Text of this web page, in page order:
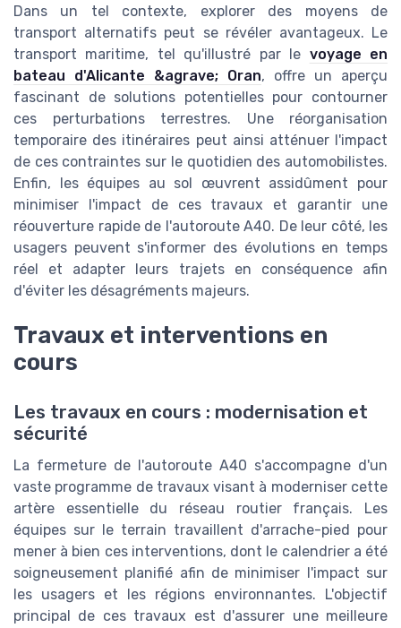
Dans un tel contexte, explorer des moyens de
transport alternatifs peut se révéler avantageux. Le
transport maritime, tel qu'illustré par le voyage en
bateau d'Alicante &agrave; Oran, offre un aperçu
fascinant de solutions potentielles pour contourner
ces perturbations terrestres. Une réorganisation
temporaire des itinéraires peut ainsi atténuer l'impact
de ces contraintes sur le quotidien des automobilistes.
Enfin, les équipes au sol œuvrent assidûment pour
minimiser l'impact de ces travaux et garantir une
réouverture rapide de l'autoroute A40. De leur côté, les
usagers peuvent s'informer des évolutions en temps
réel et adapter leurs trajets en conséquence afin
d'éviter les désagréments majeurs.
Travaux et interventions en
cours
Les travaux en cours : modernisation et
sécurité
La fermeture de l'autoroute A40 s'accompagne d'un
vaste programme de travaux visant à moderniser cette
artère essentielle du réseau routier français. Les
équipes sur le terrain travaillent d'arrache-pied pour
mener à bien ces interventions, dont le calendrier a été
soigneusement planifié afin de minimiser l'impact sur
les usagers et les régions environnantes. L'objectif
principal de ces travaux est d'assurer une meilleure